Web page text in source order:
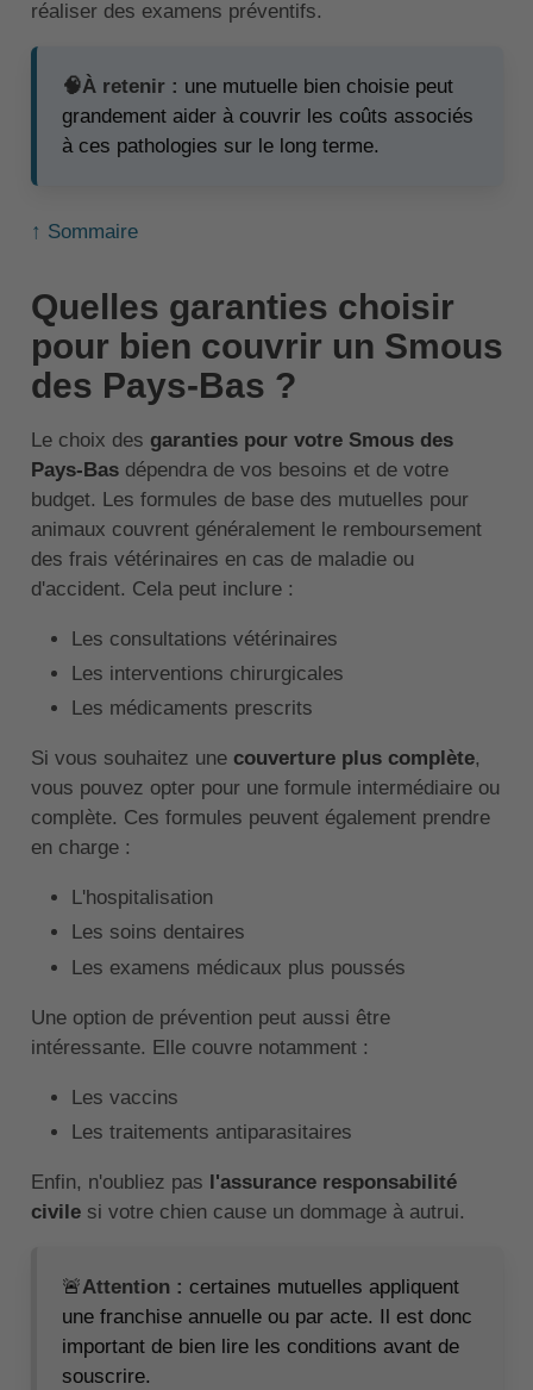
réaliser des examens préventifs.
🧠À retenir : une mutuelle bien choisie peut
grandement aider à couvrir les coûts associés
à ces pathologies sur le long terme.
↑ Sommaire
Quelles garanties choisir
pour bien couvrir un Smous
des Pays-Bas ?
Le choix des garanties pour votre Smous des
Pays-Basdépendra de vos besoins et de votre
budget. Les formules de base des mutuelles pour
animaux couvrent généralement le remboursement
des frais vétérinaires en cas de maladie ou
d'accident. Cela peut inclure :
Les consultations vétérinaires
Les interventions chirurgicales
Les médicaments prescrits
Si vous souhaitez une couverture plus complète,
vous pouvez opter pour une formule intermédiaire ou
complète. Ces formules peuvent également prendre
en charge :
L'hospitalisation
Les soins dentaires
Les examens médicaux plus poussés
Une option de prévention peut aussi être
intéressante. Elle couvre notamment :
Les vaccins
Les traitements antiparasitaires
Enfin, n'oubliez pas l'assurance responsabilité
civilesi votre chien cause un dommage à autrui.
🚨Attention : certaines mutuelles appliquent
une franchise annuelle ou par acte. Il est donc
important de bien lire les conditions avant de
souscrire.